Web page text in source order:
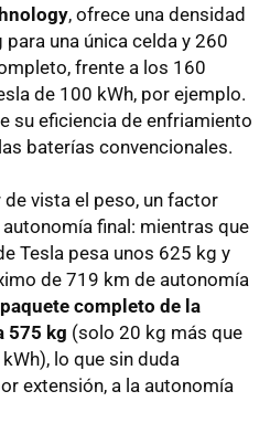
, ofrece una densidad
una única celda y 260
frente a los 160
de 100 kWh, por ejemplo.
su eficiencia de enfriamiento
baterías convencionales.
vista el peso, un factor
final: mientras que
Tesla pesa unos 625 kg y
de 719 km de autonomía
completo de la
575 kg (solo 20 kg más que
lo que sin duda
extensión, a la autonomía